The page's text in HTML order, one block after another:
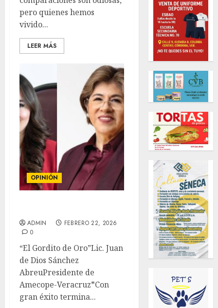
pero quienes hemos
vivido...
LEER MÁS
OPINIÓN
ADMIN
FEBRERO 22, 2026
0
“El Gordito de Oro”Lic. Juan
de Dios Sánchez
AbreuPresidente de
Amecope-Veracruz*Con
gran éxito termina...